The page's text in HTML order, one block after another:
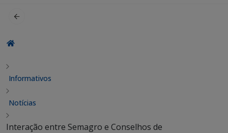
Informativos
Notícias
Interação entre Semagro e Conselhos de